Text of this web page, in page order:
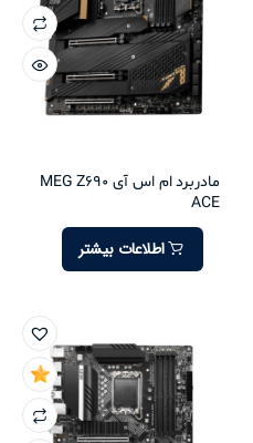
مادربرد ام اس آی MEG Z690
ACE
اطلاعات بیشتر